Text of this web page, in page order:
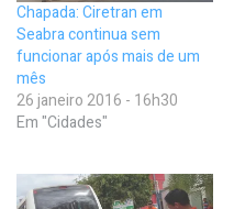
Chapada: Ciretran em
Seabra continua sem
funcionar após mais de um
mês
26 janeiro 2016 - 16h30
Em "Cidades"